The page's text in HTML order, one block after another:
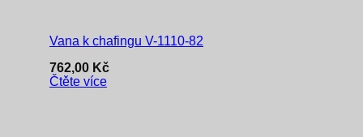
Vana k chafingu V-1110-82
762,00 Kč
Čtěte více